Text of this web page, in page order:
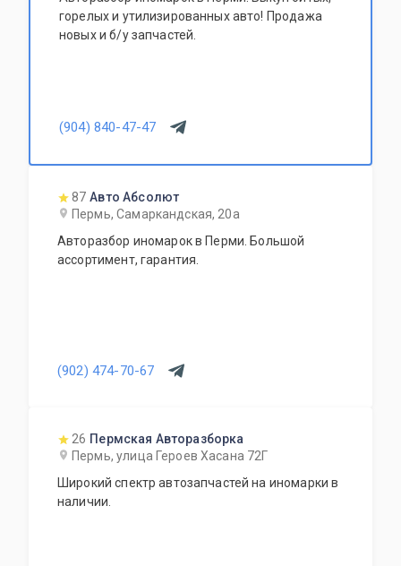
горелых и утилизированных авто! Продажа
новых и б/у запчастей.
(904) 840-47-47
87 Авто Абсолют
Пермь, Самаркандская, 20а
Авторазбор иномарок в Перми. Большой
ассортимент, гарантия.
(902) 474-70-67
26 Пермская Авторазборка
Пермь, улица Героев Хасана 72Г
Широкий спектр автозапчастей на иномарки в
наличии.